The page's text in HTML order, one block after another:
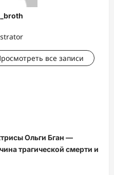
все записи
Ольги Бган —
трагической смерти и